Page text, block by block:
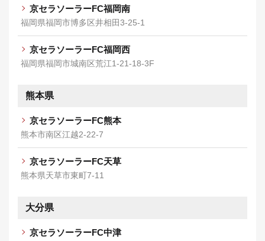
京セラソーラーFC福岡南
福岡県福岡市博多区井相田3-25-1
京セラソーラーFC福岡西
福岡県福岡市城南区荒江1-21-18-3F
熊本県
京セラソーラーFC熊本
熊本市南区江越2-22-7
京セラソーラーFC天草
熊本県天草市東町7-11
大分県
京セラソーラーFC中津